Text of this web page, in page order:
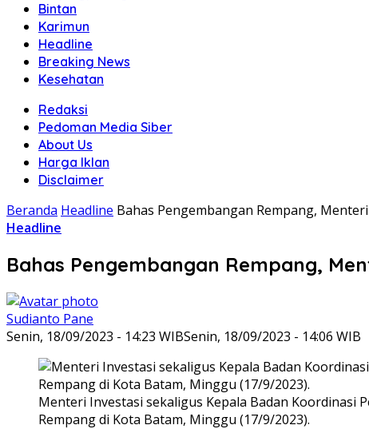
Bintan
Karimun
Headline
Breaking News
Kesehatan
Redaksi
Pedoman Media Siber
About Us
Harga Iklan
Disclaimer
Beranda Headline Bahas Pengembangan Rempang,
Headline
Bahas Pengembangan Rempang,
Sudianto Pane
Senin, 18/09/2023 - 14:23 WIBSenin, 18/09/2023 - 14:06 WIB
Menteri Investasi sekaligus Kepala Badan Koordinasi
Rempang di Kota Batam, Minggu (17/9/2023).